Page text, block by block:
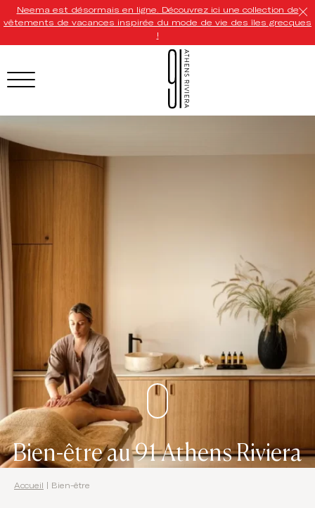
Neema est désormais en ligne. Découvrez ici une collection de
vêtements de vacances inspirée du mode de vie des îles grecques
!
HOTEL MENU
Our Destinations
Signature Concepts
Domes Stories
Contact
Bien-être au 91 Athens Riviera
Accueil Bien-être